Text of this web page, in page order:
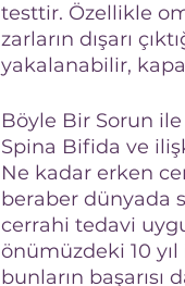
testtir. Özellikle
zarların dışarı
yakalanabilir,
Böyle Bir Sorun ile
Spina Bifida ve
Ne kadar erken
beraber dünyada
cerrahi tedavi
önümüzdeki 10
bunların başarısı